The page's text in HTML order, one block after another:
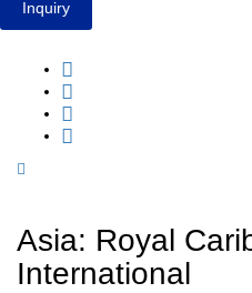
Inquiry
Asia: Royal
International